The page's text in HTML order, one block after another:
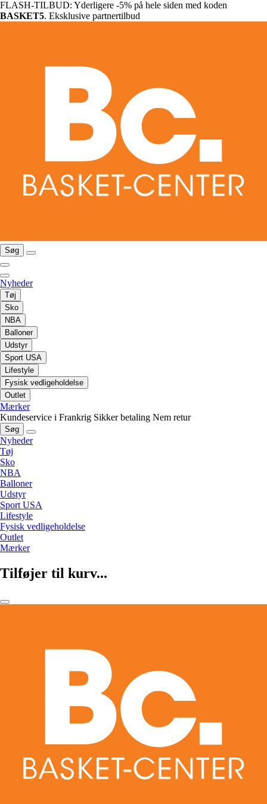
FLASH-TILBUD: Yderligere -5% på hele siden med koden
BASKET5. Eksklusive partnertilbud
Søg
Nyheder
Tøj
Sko
NBA
Balloner
Udstyr
Sport USA
Lifestyle
Fysisk vedligeholdelse
Outlet
Mærker
Kundeservice i Frankrig Sikker betaling Nem retur
Søg
Nyheder
Tøj
Sko
NBA
Balloner
Udstyr
Sport USA
Lifestyle
Fysisk vedligeholdelse
Outlet
Mærker
Tilføjer til kurv...